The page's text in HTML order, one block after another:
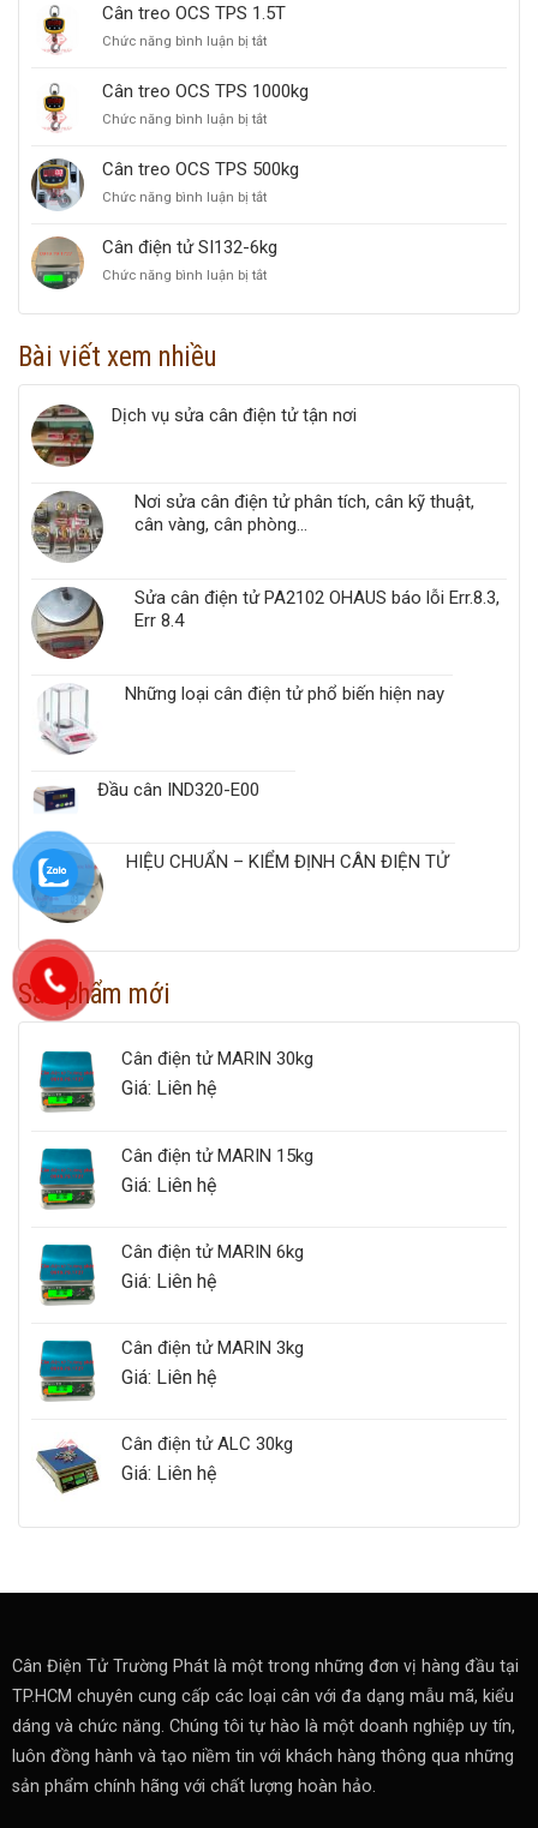
điện
nhỏ
lớn
Cân treo OCS TPS 1.5T
Chức năng bình luận bị tắt
treo
Cân treo OCS TPS 1000kg
Chức năng bình luận bị tắt
treo
OCS
Cân treo OCS TPS 500kg
Chức năng bình luận bị tắt
OCS
Cân điện tử SI132-6kg
Chức năng bình luận bị tắt
điện
Bài viết xem nhiều
Dịch vụ sửa cân điện tử tận nơi
Nơi sửa cân điện tử phân tích, cân kỹ thuật,
cân vàng, cân phòng...
Sửa cân điện tử PA2102 OHAUS báo lỗi Err.8.3,
Err 8.4
Những loại cân điện tử phổ biến hiện nay
Đầu cân IND320-E00
HIỆU CHUẨN – KIỂM ĐỊNH CÂN ĐIỆN TỬ
Sản phẩm mới
Cân điện tử MARIN 30kg
Giá: Liên hệ
Cân điện tử MARIN 15kg
Giá: Liên hệ
Cân điện tử MARIN 6kg
Giá: Liên hệ
Cân điện tử MARIN 3kg
Giá: Liên hệ
Cân điện tử ALC 30kg
Giá: Liên hệ
Cân Điện Tử Trường Phát là một trong những đơn vị hàng đầu tại
TP.HCM chuyên cung cấp các loại cân với đa dạng mẫu mã, kiểu
dáng và chức năng. Chúng tôi tự hào là một doanh nghiệp uy tín,
luôn đồng hành và tạo niềm tin với khách hàng thông qua những
sản phẩm chính hãng với chất lượng hoàn hảo.